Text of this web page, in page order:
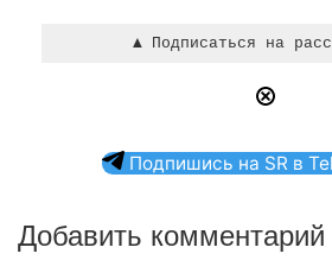
Подпишись на SR в
Добавить комментарий